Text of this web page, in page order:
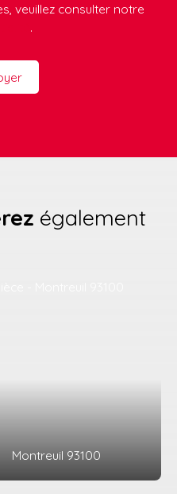
veuillez consulter notre
.
également
Montreuil 93100